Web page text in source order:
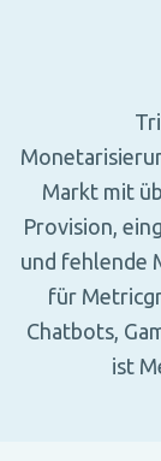
Markt mit
Provision,
und fehlende
für
Chatbots,
ist